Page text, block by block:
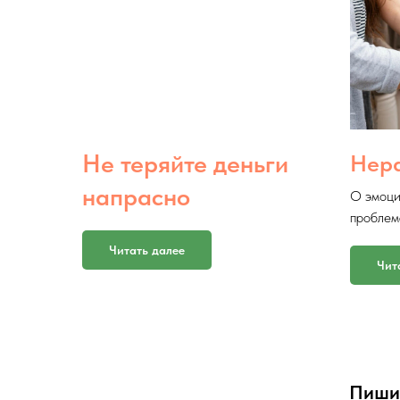
Не теряйте деньги
напрасно
Читать далее
О